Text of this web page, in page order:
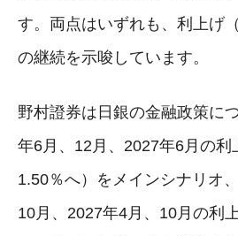
す。両点はいずれも、利上げ
の継続を示唆しています。
野村證券は日銀の金融政策に
年6月、12月、2027年6月の
1.50％へ）をメインシナリオ
10月、2027年4月、10月の利